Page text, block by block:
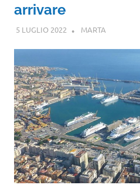
arrivare
5 LUGLIO 2022 MARTA